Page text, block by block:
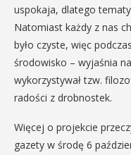
uspokaja, dlatego
Natomiast każdy z nas
było czyste, więc
środowisko – wyjaśnia
wykorzystywał tzw.
radości z drobnostek.
Więcej o projekcie
gazety w środę 6